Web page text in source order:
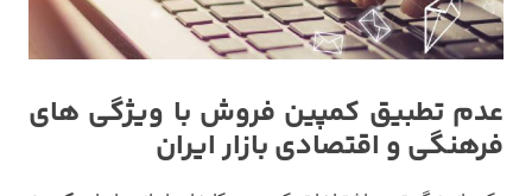
عدم تطبیق کمپین فروش با ویژگی های
فرهنگی و اقتصادی بازار ایران